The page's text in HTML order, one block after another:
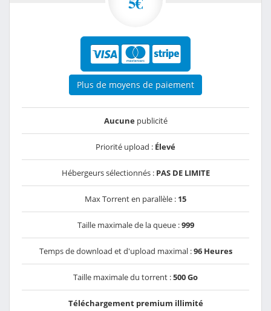
Plus de moyens de paiement
Aucunepublicité
Priorité upload : Élevé
Hébergeurs sélectionnés : PAS DE LIMITE
Max Torrent en parallèle : 15
Taille maximale de la queue :999
Temps de download et d'upload maximal :96 Heures
Taille maximale du torrent :500 Go
Téléchargement premium illimité